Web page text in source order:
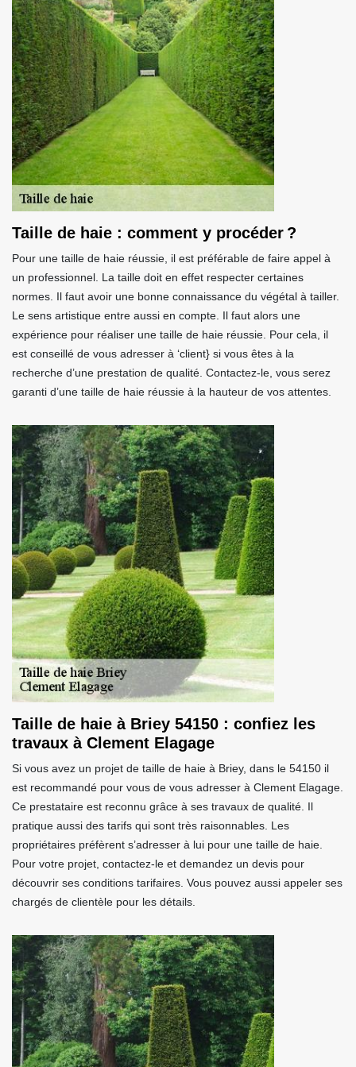
Taille de haie : comment y procéder ?
Pour une taille de haie réussie, il est préférable de faire appel à
un professionnel. La taille doit en effet respecter certaines
normes. Il faut avoir une bonne connaissance du végétal à tailler.
Le sens artistique entre aussi en compte. Il faut alors une
expérience pour réaliser une taille de haie réussie. Pour cela, il
est conseillé de vous adresser à ‘client} si vous êtes à la
recherche d’une prestation de qualité. Contactez-le, vous serez
garanti d’une taille de haie réussie à la hauteur de vos attentes.
Taille de haie à Briey 54150 : confiez les
travaux à Clement Elagage
Si vous avez un projet de taille de haie à Briey, dans le 54150 il
est recommandé pour vous de vous adresser à Clement Elagage.
Ce prestataire est reconnu grâce à ses travaux de qualité. Il
pratique aussi des tarifs qui sont très raisonnables. Les
propriétaires préfèrent s’adresser à lui pour une taille de haie.
Pour votre projet, contactez-le et demandez un devis pour
découvrir ses conditions tarifaires. Vous pouvez aussi appeler ses
chargés de clientèle pour les détails.